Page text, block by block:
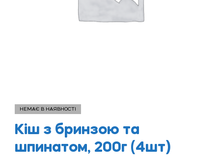
НЕМАЄ В НАЯВНОСТІ
Кіш з бринзою та
шпинатом, 200г (4шт)